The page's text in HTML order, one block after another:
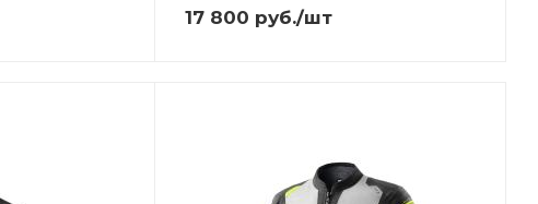
17 800 руб./шт